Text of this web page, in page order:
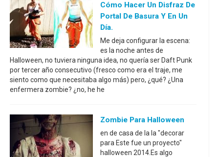
Cómo Hacer Un Disfraz De
Portal De Basura Y En Un
Día.
Me deja configurar la escena:
es la noche antes de
Halloween, no tuviera ninguna idea, no quería ser Daft Punk
por tercer año consecutivo (fresco como era el traje, me
siento como que necesitaba algo más) pero, ¿qué? ¿Una
enfermera zombie? ¿no, he he
Zombie Para Halloween
en de casa de la la "decorar
para Este fue un proyecto"
halloween 2014.Es algo